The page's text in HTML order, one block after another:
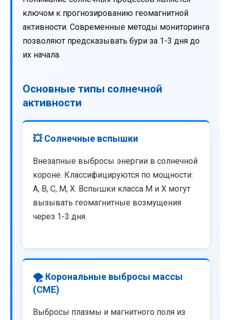
ключом к прогнозированию геомагнитной
активности. Современные методы мониторинга
позволяют предсказывать бури за 1-3 дня до
их начала.
Основные типы солнечной
активности
💥 Солнечные вспышки
Внезапные выбросы энергии в солнечной
короне. Классифицируются по мощности:
A, B, C, M, X. Вспышки класса M и X могут
вызывать геомагнитные возмущения
через 1-3 дня.
🌪️ Корональные выбросы массы
(CME)
Выбросы плазмы и магнитного поля из